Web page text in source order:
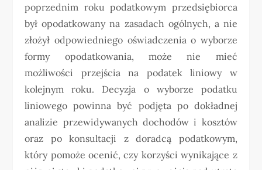
poprzednim roku podatkowym przedsiębiorca
był opodatkowany na zasadach ogólnych, a nie
złożył odpowiedniego oświadczenia o wyborze
formy opodatkowania, może nie mieć
możliwości przejścia na podatek liniowy w
kolejnym roku. Decyzja o wyborze podatku
liniowego powinna być podjęta po dokładnej
analizie przewidywanych dochodów i kosztów
oraz po konsultacji z doradcą podatkowym,
który pomoże ocenić, czy korzyści wynikające z